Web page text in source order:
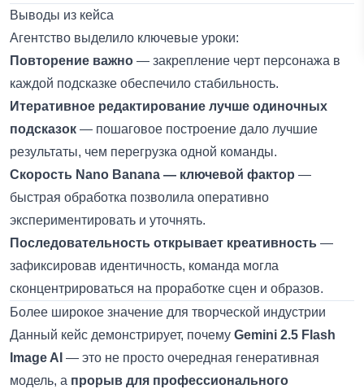
Выводы из кейса
Агентство выделило ключевые уроки:
Повторение важно — закрепление черт персонажа в
каждой подсказке обеспечило стабильность.
Итеративное редактирование лучше одиночных
подсказок — пошаговое построение дало лучшие
результаты, чем перегрузка одной команды.
Скорость Nano Banana — ключевой фактор —
быстрая обработка позволила оперативно
экспериментировать и уточнять.
Последовательность открывает креативность —
зафиксировав идентичность, команда могла
сконцентрироваться на проработке сцен и образов.
Более широкое значение для творческой индустрии
Данный кейс демонстрирует, почему Gemini 2.5 Flash
Image AI — это не просто очередная генеративная
модель, а прорыв для профессионального